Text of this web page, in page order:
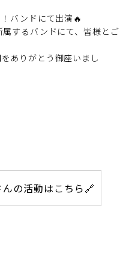
バンドにて出演🔥
するバンドにて、皆様とご
ありがとう御座いまし
の活動はこちら🔗